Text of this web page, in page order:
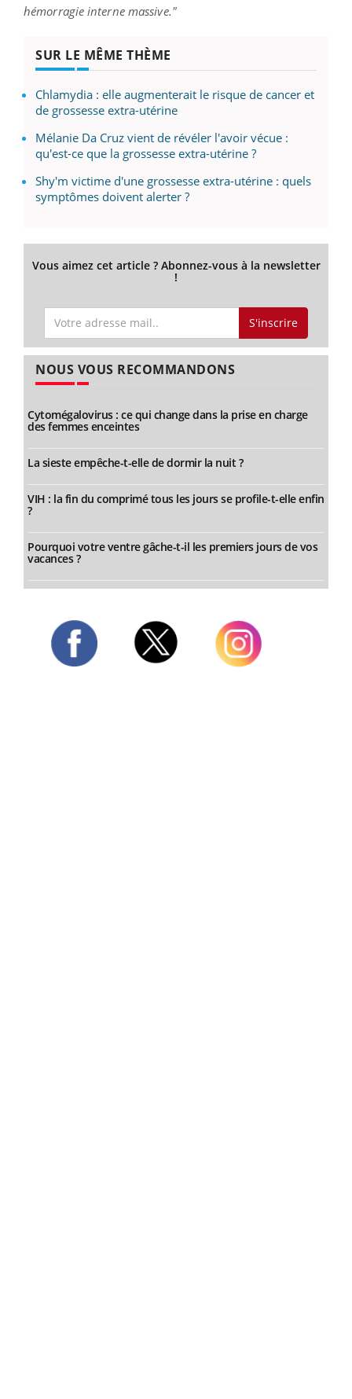
hémorragie interne massive."
SUR LE MÊME THÈME
Chlamydia : elle augmenterait le risque de cancer et
de grossesse extra-utérine
Mélanie Da Cruz vient de révéler l'avoir vécue :
qu'est-ce que la grossesse extra-utérine ?
Shy'm victime d'une grossesse extra-utérine : quels
symptômes doivent alerter ?
Vous aimez cet article ? Abonnez-vous à la newsletter
!
S'inscrire
NOUS VOUS RECOMMANDONS
Cytomégalovirus : ce qui change dans la prise en charge
des femmes enceintes
La sieste empêche-t-elle de dormir la nuit ?
VIH : la fin du comprimé tous les jours se profile-t-elle enfin
?
Pourquoi votre ventre gâche-t-il les premiers jours de vos
vacances ?